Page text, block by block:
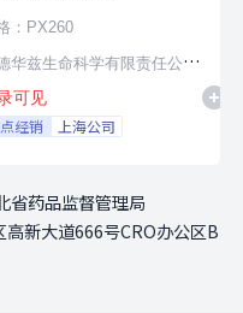
：PX260
华兹生命科学有限责任公司
Lifesciences LLC
可见
经销 上海公司
省药品监督管理局
新大道666号CRO办公区B